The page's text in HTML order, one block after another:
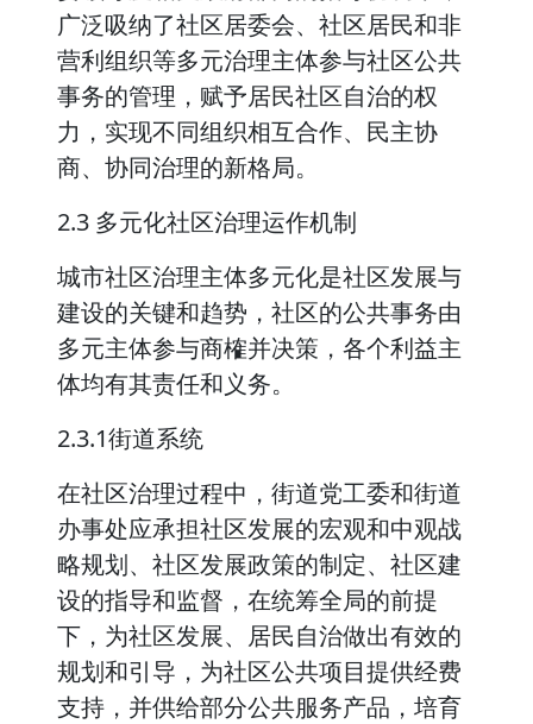
广泛吸纳了社区居委会、社区居民和非
营利组织等多元治理主体参与社区公共
事务的管理，赋予居民社区自治的权
力，实现不同组织相互合作、民主协
商、协同治理的新格局。
2.3 多元化社区治理运作机制
城市社区治理主体多元化是社区发展与
建设的关键和趋势，社区的公共事务由
多元主体参与商榷并决策，各个利益主
体均有其责任和义务。
2.3.1街道系统
在社区治理过程中，街道党工委和街道
办事处应承担社区发展的宏观和中观战
略规划、社区发展政策的制定、社区建
设的指导和监督，在统筹全局的前提
下，为社区发展、居民自治做出有效的
规划和引导，为社区公共项目提供经费
支持，并供给部分公共服务产品，培育